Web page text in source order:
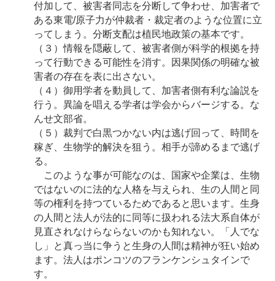
付加して、被害者同志を分断して争わせ、加害者で
ある東電/原子力が仲裁者・裁定者のような位置に立
ってしまう。分断支配は植民地政策の基本です。
（３）情報を隠蔽して、被害者側が科学的根拠を持
って行動できる可能性を消す。因果関係の明確な被
害者の存在を表に出さない。
（４）御用学者を動員して、加害者側有利な論説を
行う。異論を唱える学者は学会からバージする。な
んせ文部省。
（５）裁判で白黒つかない内は逃げ回って、時間を
稼ぎ、生物学的解決を狙う。相手が諦めるまで逃げ
る。
このような事が可能なのは、国家や企業は、生物
ではないのに法的な人格を与えられ、生の人間と同
等の権利を持つているためであると思います。生身
の人間と法人が法的に同等に扱われる法大系自体が
見直されなけらならないのかも知れない。「人でな
し」と真っ当に争うと生身の人間は精神が狂い始め
ます。法人はポンコツのフランケンシュタインで
す。